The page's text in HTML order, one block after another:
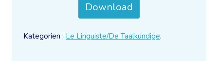
Download
Kategorien : Le Linguiste/De Taalkundige.